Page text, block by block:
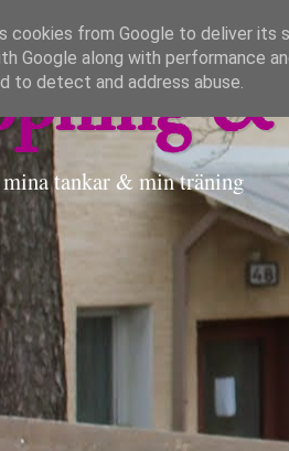
tankar & min träning
cookies from Google to deliver its
Google along with performance
to detect and address abuse.